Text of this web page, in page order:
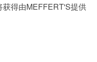
得由MEFFERT'S提供